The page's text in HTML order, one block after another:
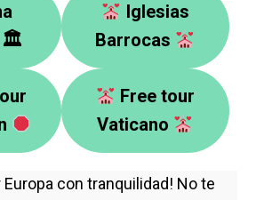
🏛
Iglesias
Barrocas
Free tour
Vaticano
Europa con tranquilidad! No te